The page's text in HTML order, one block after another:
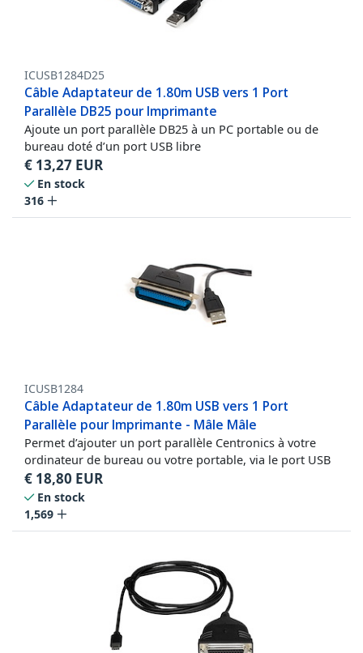
ICUSB1284D25
Câble Adaptateur de 1.80m USB vers 1 Port
Parallèle DB25 pour Imprimante
Ajoute un port parallèle DB25 à un PC portable ou de
bureau doté d’un port USB libre
€ 13,27 EUR
En stock
316
ICUSB1284
Câble Adaptateur de 1.80m USB vers 1 Port
Parallèle pour Imprimante - Mâle Mâle
Permet d’ajouter un port parallèle Centronics à votre
ordinateur de bureau ou votre portable, via le port USB
€ 18,80 EUR
En stock
1,569